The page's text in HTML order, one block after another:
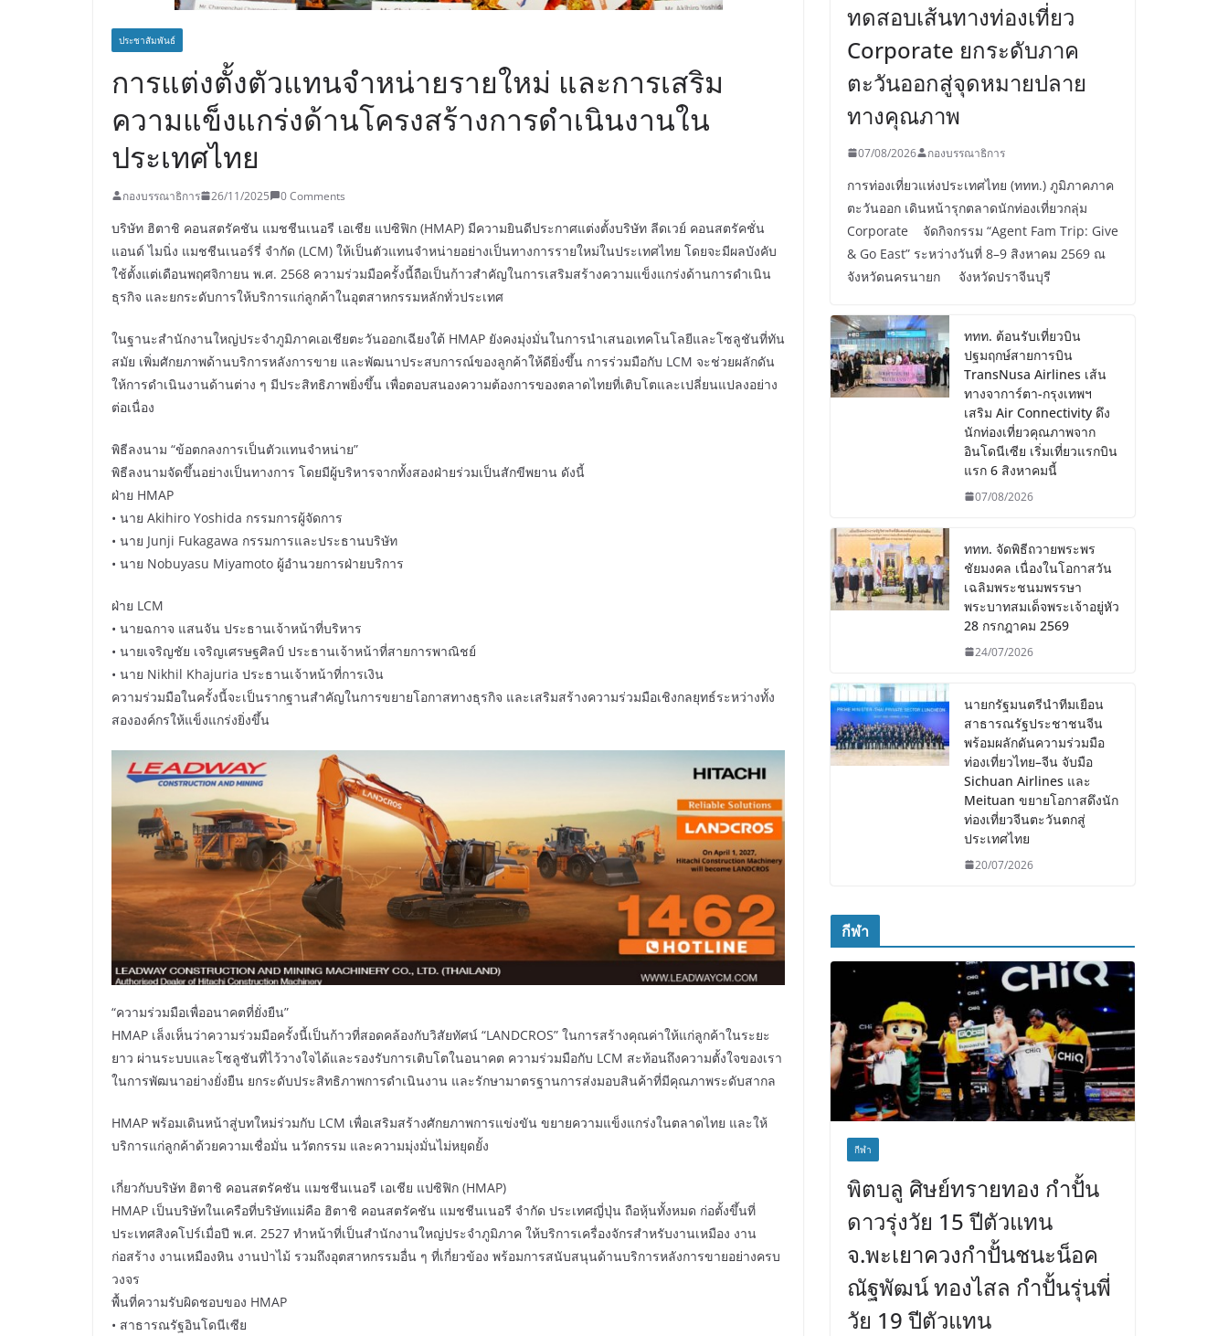
ประชาสัมพันธ์
การแต่งตั้งตัวแทนจำหน่ายรายใหม่ และการเสริม
ความแข็งแกร่งด้านโครงสร้างการดำเนินงานใน
ประเทศไทย
กองบรรณาธิการ 26/11/2025 0 Comments
บริษัท ฮิตาชิ คอนสตรัคชัน แมชชีนเนอรี เอเชีย แปซิฟิก (HMAP) มีความยินดีประกาศแต่งตั้งบริษัท ลีดเวย์ คอนสตรัคชั่น
แอนด์ ไมนิ่ง แมชชีนเนอร์รี่ จำกัด (LCM) ให้เป็นตัวแทนจำหน่ายอย่างเป็นทางการรายใหม่ในประเทศไทย โดยจะมีผลบังคับ
ใช้ตั้งแต่เดือนพฤศจิกายน พ.ศ. 2568 ความร่วมมือครั้งนี้ถือเป็นก้าวสำคัญในการเสริมสร้างความแข็งแกร่งด้านการดำเนิน
ธุรกิจ และยกระดับการให้บริการแก่ลูกค้าในอุตสาหกรรมหลักทั่วประเทศ
ในฐานะสำนักงานใหญ่ประจำภูมิภาคเอเชียตะวันออกเฉียงใต้ HMAP ยังคงมุ่งมั่นในการนำเสนอเทคโนโลยีและโซลูชันที่ทัน
สมัย เพิ่มศักยภาพด้านบริการหลังการขาย และพัฒนาประสบการณ์ของลูกค้าให้ดียิ่งขึ้น การร่วมมือกับ LCM จะช่วยผลักดัน
ให้การดำเนินงานด้านต่าง ๆ มีประสิทธิภาพยิ่งขึ้น เพื่อตอบสนองความต้องการของตลาดไทยที่เติบโตและเปลี่ยนแปลงอย่าง
ต่อเนื่อง
พิธีลงนาม “ข้อตกลงการเป็นตัวแทนจำหน่าย”
พิธีลงนามจัดขึ้นอย่างเป็นทางการ โดยมีผู้บริหารจากทั้งสองฝ่ายร่วมเป็นสักขีพยาน ดังนี้
ฝ่าย HMAP
• นาย Akihiro Yoshida กรรมการผู้จัดการ
• นาย Junji Fukagawa กรรมการและประธานบริษัท
• นาย Nobuyasu Miyamoto ผู้อำนวยการฝ่ายบริการ
ฝ่าย LCM
• นายฉกาจ แสนจัน ประธานเจ้าหน้าที่บริหาร
• นายเจริญชัย เจริญเศรษฐศิลป์ ประธานเจ้าหน้าที่สายการพาณิชย์
• นาย Nikhil Khajuria ประธานเจ้าหน้าที่การเงิน
ความร่วมมือในครั้งนี้จะเป็นรากฐานสำคัญในการขยายโอกาสทางธุรกิจ และเสริมสร้างความร่วมมือเชิงกลยุทธ์ระหว่างทั้ง
สององค์กรให้แข็งแกร่งยิ่งขึ้น
“ความร่วมมือเพื่ออนาคตที่ยั่งยืน”
HMAP เล็งเห็นว่าความร่วมมือครั้งนี้เป็นก้าวที่สอดคล้องกับวิสัยทัศน์ “LANDCROS” ในการสร้างคุณค่าให้แก่ลูกค้าในระยะ
ยาว ผ่านระบบและโซลูชันที่ไว้วางใจได้และรองรับการเติบโตในอนาคต ความร่วมมือกับ LCM สะท้อนถึงความตั้งใจของเรา
ในการพัฒนาอย่างยั่งยืน ยกระดับประสิทธิภาพการดำเนินงาน และรักษามาตรฐานการส่งมอบสินค้าที่มีคุณภาพระดับสากล
HMAP พร้อมเดินหน้าสู่บทใหม่ร่วมกับ LCM เพื่อเสริมสร้างศักยภาพการแข่งขัน ขยายความแข็งแกร่งในตลาดไทย และให้
บริการแก่ลูกค้าด้วยความเชื่อมั่น นวัตกรรม และความมุ่งมั่นไม่หยุดยั้ง
เกี่ยวกับบริษัท ฮิตาชิ คอนสตรัคชัน แมชชีนเนอรี เอเชีย แปซิฟิก (HMAP)
HMAP เป็นบริษัทในเครือที่บริษัทแม่คือ ฮิตาชิ คอนสตรัคชัน แมชชีนเนอรี จำกัด ประเทศญี่ปุ่น ถือหุ้นทั้งหมด ก่อตั้งขึ้นที่
ประเทศสิงคโปร์เมื่อปี พ.ศ. 2527 ทำหน้าที่เป็นสำนักงานใหญ่ประจำภูมิภาค ให้บริการเครื่องจักรสำหรับงานเหมือง งาน
ก่อสร้าง งานเหมืองหิน งานป่าไม้ รวมถึงอุตสาหกรรมอื่น ๆ ที่เกี่ยวข้อง พร้อมการสนับสนุนด้านบริการหลังการขายอย่างครบ
วงจร
พื้นที่ความรับผิดชอบของ HMAP
• สาธารณรัฐอินโดนีเซีย
ทดสอบเส้นทางท่องเที่ยว
Corporate ยกระดับภาค
ตะวันออกสู่จุดหมายปลาย
ทางคุณภาพ
07/08/2026 กองบรรณาธิการ
การท่องเที่ยวแห่งประเทศไทย (ททท.) ภูมิภาคภาค
ตะวันออก เดินหน้ารุกตลาดนักท่องเที่ยวกลุ่ม
Corporate จัดกิจกรรม “Agent Fam Trip: Give
& Go East” ระหว่างวันที่ 8–9 สิงหาคม 2569 ณ
จังหวัดนครนายก จังหวัดปราจีนบุรี
ททท. ต้อนรับเที่ยวบิน
ปฐมฤกษ์สายการบิน
TransNusa Airlines เส้น
ทางจาการ์ตา-กรุงเทพฯ
เสริม Air Connectivity ดึง
นักท่องเที่ยวคุณภาพจาก
อินโดนีเซีย เริ่มเที่ยวแรกบิน
แรก 6 สิงหาคมนี้
07/08/2026
ททท. จัดพิธีถวายพระพร
ชัยมงคล เนื่องในโอกาสวัน
เฉลิมพระชนมพรรษา
พระบาทสมเด็จพระเจ้าอยู่หัว
28 กรกฎาคม 2569
24/07/2026
นายกรัฐมนตรีนำทีมเยือน
สาธารณรัฐประชาชนจีน
พร้อมผลักดันความร่วมมือ
ท่องเที่ยวไทย–จีน จับมือ
Sichuan Airlines และ
Meituan ขยายโอกาสดึงนัก
ท่องเที่ยวจีนตะวันตกสู่
ประเทศไทย
20/07/2026
กีฬา
กีฬา
พิตบลู ศิษย์ทรายทอง กำปั้น
ดาวรุ่งวัย 15 ปีตัวแทน
จ.พะเยาควงกำปั้นชนะน็อค
ณัฐพัฒน์ ทองไสล กำปั้นรุ่นพี่
วัย 19 ปีตัวแทน